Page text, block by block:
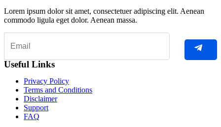
Lorem ipsum dolor sit amet, consectetuer adipiscing elit. Aenean
commodo ligula eget dolor. Aenean massa.
Useful Links
Privacy Policy
Terms and Conditions
Disclaimer
Support
FAQ